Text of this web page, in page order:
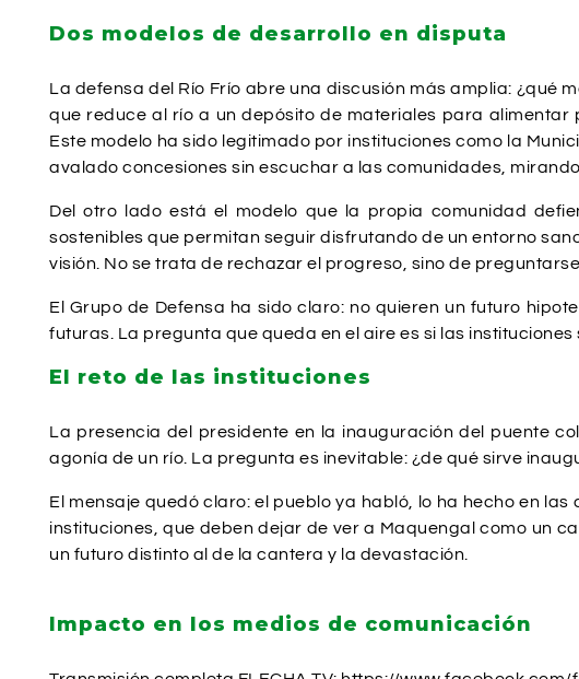
Dos modelos de desarrollo en disputa
La defensa del Río Frío abre una discusión más amplia: ¿qué
que reduce al río a un depósito de materiales para
Este modelo ha sido legitimado por instituciones como la
avalado concesiones sin escuchar a las comunidades,
Del otro lado está el modelo que la propia comunidad
sostenibles que permitan seguir disfrutando de un entorno
visión. No se trata de rechazar el progreso, sino de
El Grupo de Defensa ha sido claro: no quieren un futuro
futuras. La pregunta que queda en el aire es si las
El reto de las instituciones
La presencia del presidente en la inauguración del puente
agonía de un río. La pregunta es inevitable: ¿de qué sirve
El mensaje quedó claro: el pueblo ya habló, lo ha hecho en
instituciones, que deben dejar de ver a Maquengal como un
un futuro distinto al de la cantera y la devastación.
Impacto en los medios de comunicación